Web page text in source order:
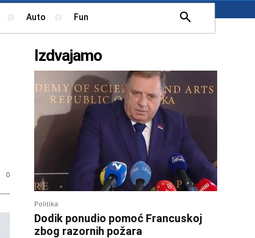
Auto Fun
0
Izdvajamo
Politika
Dodik ponudio pomoć Francuskoj
zbog razornih požara